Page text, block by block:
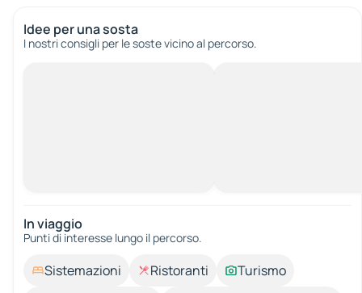
Idee per una sosta
I nostri consigli per le soste vicino al percorso.
In viaggio
Punti di interesse lungo il percorso.
Sistemazioni Ristoranti
Turismo